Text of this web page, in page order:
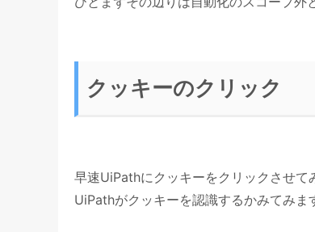
クッキーのクリック
早速UiPathにクッキーをクリックさせて
UiPathがクッキーを認識するかみてみま